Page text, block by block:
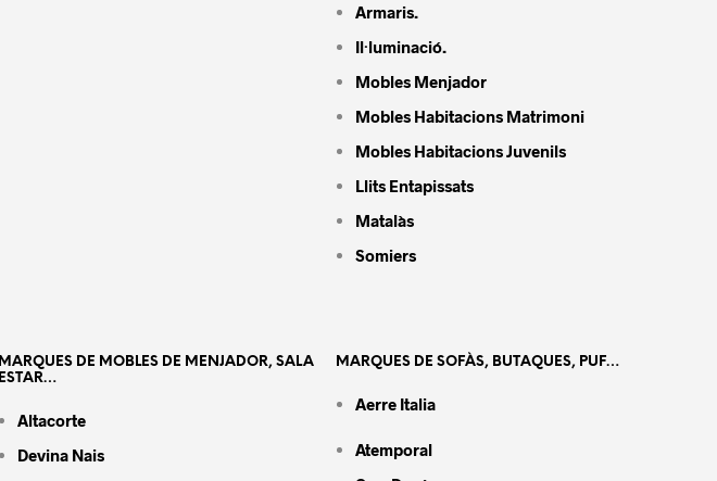
Armaris.
Il·luminació.
Mobles Menjador
Mobles Habitacions Matrimoni
Mobles Habitacions Juvenils
Llits Entapissats
Matalàs
Somiers
MARQUES DE MOBLES DE MENJADOR, SALA
ESTAR…
Altacorte
Devina Nais
MARQUES DE SOFÀS, BUTAQUES, PUF…
Aerre Italia
Atemporal